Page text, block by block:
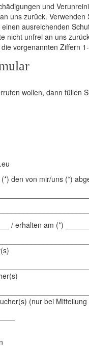
und
uns zurück.
ausreichenden
nicht unfrei an uns
vorgenannten Ziffern
wollen, dann füllen
den von mir/uns (*)
/ erhalten am (*)
(nur bei